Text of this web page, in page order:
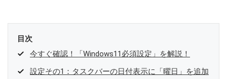
目次
今すぐ確認！「Windows11必須設定」を解説！
設定その1：タスクバーの日付表示に「曜日」を追加